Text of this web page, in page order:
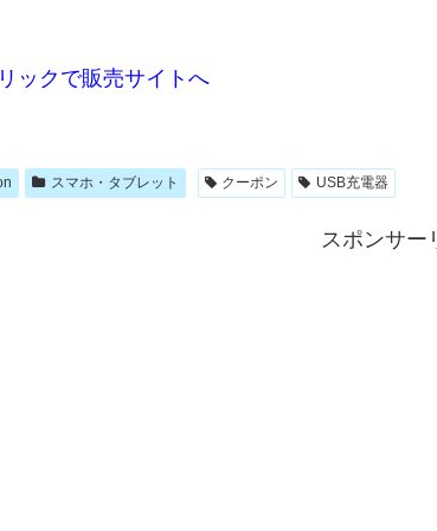
ックで販売サイトへ
スマホ・タブレット クーポン USB充電器
スポンサー